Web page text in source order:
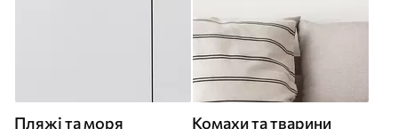
Пляжі та моря Комахи та тварини